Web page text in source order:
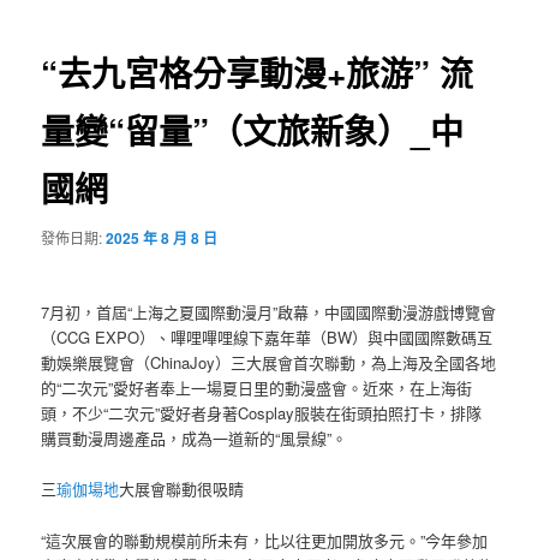
“去九宮格分享動漫+旅游” 流
量變“留量”（文旅新象）_中
國網
發佈日期:2025 年 8 月 8 日
7月初，首屆“上海之夏國際動漫月”啟幕，中國國際動漫游戲博覽會
（CCG EXPO）、嗶哩嗶哩線下嘉年華（BW）與中國國際數碼互
動娛樂展覽會（ChinaJoy）三大展會首次聯動，為上海及全國各地
的“二次元”愛好者奉上一場夏日里的動漫盛會。近來，在上海街
頭，不少“二次元”愛好者身著Cosplay服裝在街頭拍照打卡，排隊
購買動漫周邊產品，成為一道新的“風景線”。
三瑜伽場地大展會聯動很吸睛
“這次展會的聯動規模前所未有，比以往更加開放多元。”今年參加